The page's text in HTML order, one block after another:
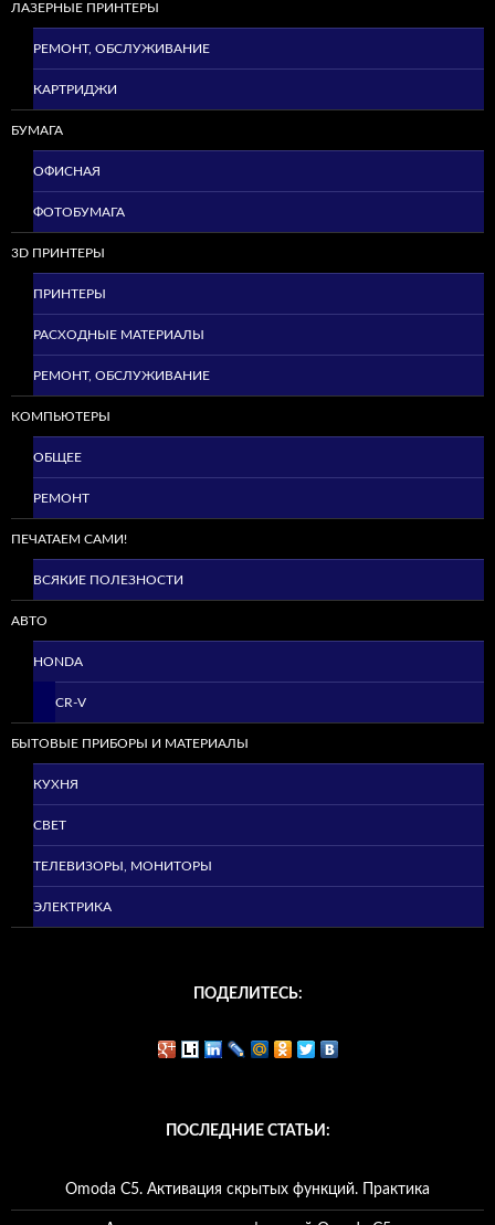
ЛАЗЕРНЫЕ ПРИНТЕРЫ
РЕМОНТ, ОБСЛУЖИВАНИЕ
КАРТРИДЖИ
БУМАГА
ОФИСНАЯ
ФОТОБУМАГА
3D ПРИНТЕРЫ
ПРИНТЕРЫ
РАСХОДНЫЕ МАТЕРИАЛЫ
РЕМОНТ, ОБСЛУЖИВАНИЕ
КОМПЬЮТЕРЫ
ОБЩЕЕ
РЕМОНТ
ПЕЧАТАЕМ САМИ!
ВСЯКИЕ ПОЛЕЗНОСТИ
АВТО
HONDA
CR-V
БЫТОВЫЕ ПРИБОРЫ И МАТЕРИАЛЫ
КУХНЯ
СВЕТ
ТЕЛЕВИЗОРЫ, МОНИТОРЫ
ЭЛЕКТРИКА
ПОДЕЛИТЕСЬ:
ПОСЛЕДНИЕ СТАТЬИ:
Omoda C5. Активация скрытых функций. Практика